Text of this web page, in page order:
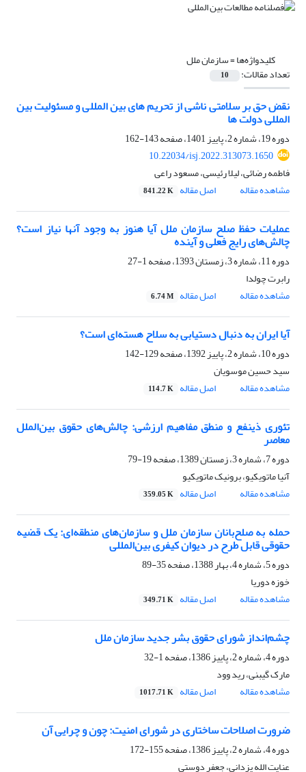
کلیدواژه‌ها =سازمان ملل
تعداد مقالات: 10
نقض حق بر سلامتی ناشی از تحریم های بین المللی و مسئولیت بین
المللی دولت ها
دوره 19، شماره 2، پاییز 1401، صفحه
143-162
10.22034/isj.2022.313073.1650
فاطمه رضائی، لیلا رئیسی، مسعود راعی
مشاهده مقاله
اصل مقاله 841.22 K
عملیات حفظ صلح سازمان ملل آیا هنوز به وجود آنها نیاز است؟
چالش‌های رایج فعلی و آینده
دوره 11، شماره 3، زمستان 1393، صفحه
1-27
رابرت چولدا
مشاهده مقاله
اصل مقاله 6.74 M
آیا ایران به دنبال دستیابی به سلاح هسته‌ای است؟
دوره 10، شماره 2، پاییز 1392، صفحه
129-142
سید حسین موسویان
مشاهده مقاله
اصل مقاله 114.7 K
تئوری ذینفع و منطق مفاهیم ارزشی: چالش‌های حقوق بین‌الملل
معاصر
دوره 7، شماره 3، زمستان 1389، صفحه
19-79
آنیا ماتویکیو، برونیک ماتویکیو
مشاهده مقاله
اصل مقاله 359.05 K
حمله به صلح‌بانان سازمان ملل و سازمان‌های منطقه‌ای: یک قضیه
حقوقی قابل طرح در دیوان کیفری بین‌المللی
دوره 5، شماره 4، بهار 1388، صفحه
35-89
خوزه دوریا
مشاهده مقاله
اصل مقاله 349.71 K
چشم‌انداز شورای حقوق بشر جدید سازمان ملل
دوره 4، شماره 2، پاییز 1386، صفحه
1-32
مارک گیبنی، رید وود
مشاهده مقاله
اصل مقاله 1017.71 K
ضرورت اصلاحات ساختاری در شورای امنیت: چون و چرایی آن
دوره 4، شماره 2، پاییز 1386، صفحه
155-172
عنایت الله یزدانی، جعفر دوستی